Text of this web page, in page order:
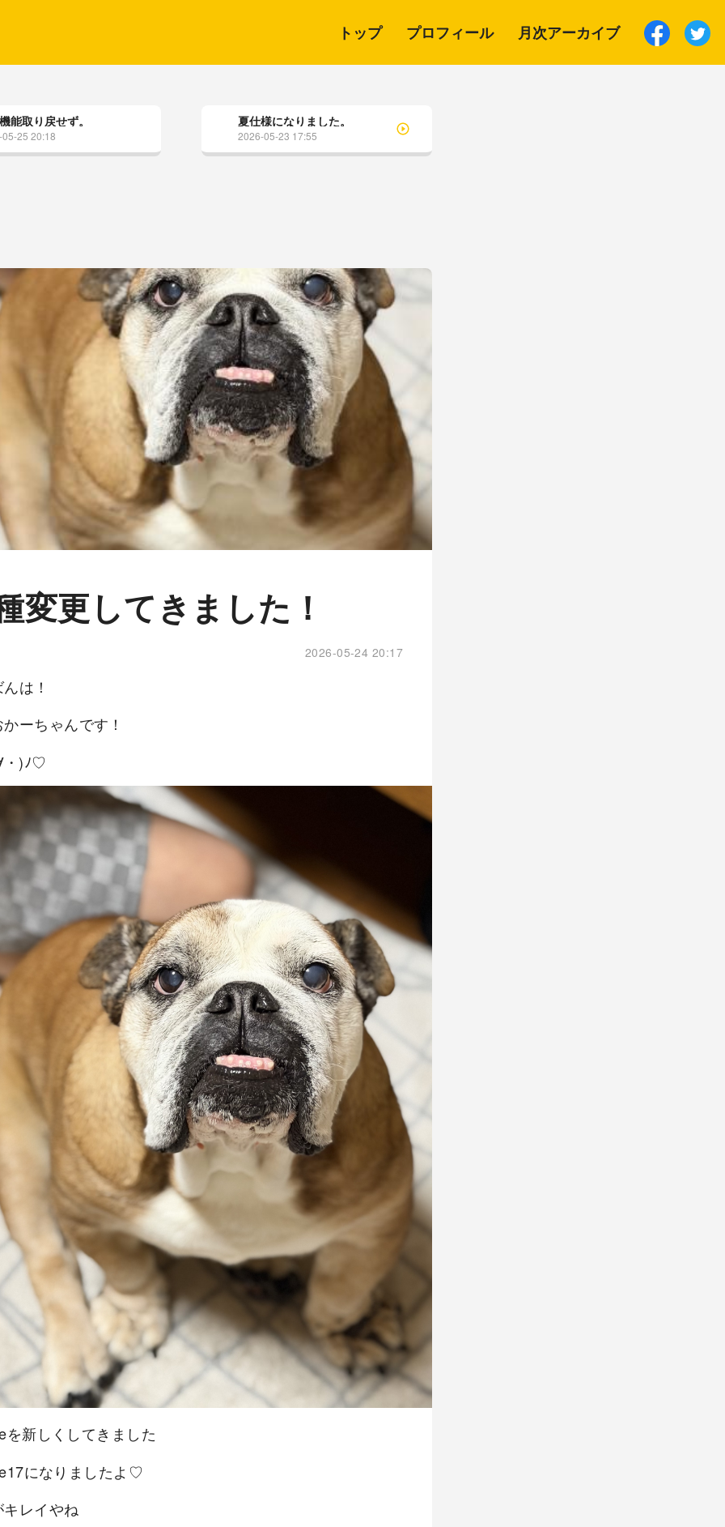
トップ プロフィール 月次アーカイブ
能取り戻せず。
25 20:18
夏仕様になりました。
2026-05-23 17:55
変更してきました！
2026-05-24 20:17
は！
ーちゃんです！
・)ﾉ♡
を新しくしてきました
になりましたよ♡
レイやね